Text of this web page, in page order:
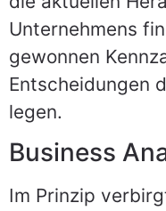
Unternehmens
gewonnen
Entscheidungen
legen.
Business
Im Prinzip